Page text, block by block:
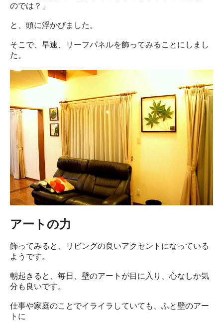
のでは？」
と、頭に浮かびました。
そこで、早速、リーフパネルを飾ってみることにしまし
た。
アートの力
飾ってみると、リビングの良いアクセントになっている
ようです。
朝起きると、毎日、壁のアートが目に入り、心なしか気
分も良いです。
仕事や家庭のことでイライラしていても、ふと壁のアー
トに